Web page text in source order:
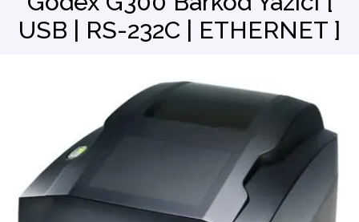
Barkod Okuyucu
USB | RS-232C | ETHERNET ]